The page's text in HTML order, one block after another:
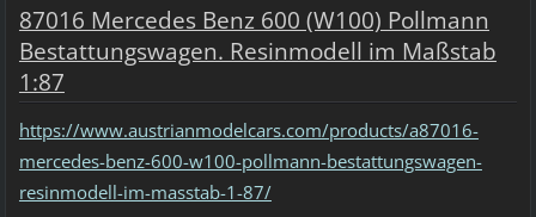
87016 Mercedes Benz 600 (W100) Pollmann
Bestattungswagen. Resinmodell im Maßstab
1:87
https://www.austrianmodelcars.com/products/a87016-
mercedes-benz-600-w100-pollmann-bestattungswagen-
resinmodell-im-masstab-1-87/